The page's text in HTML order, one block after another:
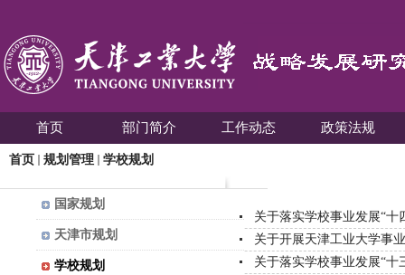
首页 部门简介 工作动态 政策法规
首页 规划管理 学校规划
国家规划
天津市规划
学校规划
关于落实学校事业发展“十
关于开展天津工业大学事
关于落实学校事业发展“十